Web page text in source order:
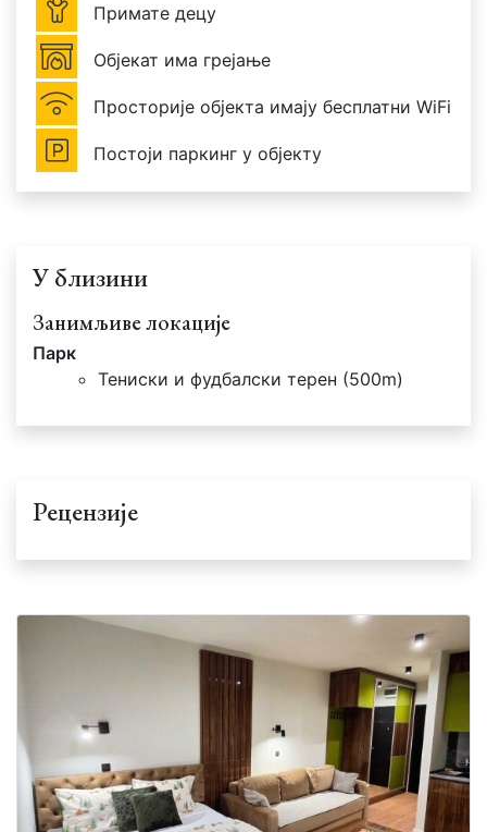
Примате децу
Објекат има грејање
Просторије објекта имају бесплатни WiFi
Постоји паркинг у објекту
У близини
Занимљиве локације
Парк
Тениски и фудбалски терен (500m)
Рецензије